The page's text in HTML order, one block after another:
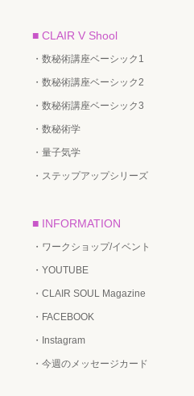
■ CLAIR V Shool
・数秘術講座ベーシック1
・数秘術講座ベーシック2
・数秘術講座ベーシック3
・数秘術学
・量子気学
・ステップアップシリーズ
■ INFORMATION
・ワークショップ/イベント
・YOUTUBE
・CLAIR SOUL Magazine
・FACEBOOK
・Instagram
・今週のメッセージカード